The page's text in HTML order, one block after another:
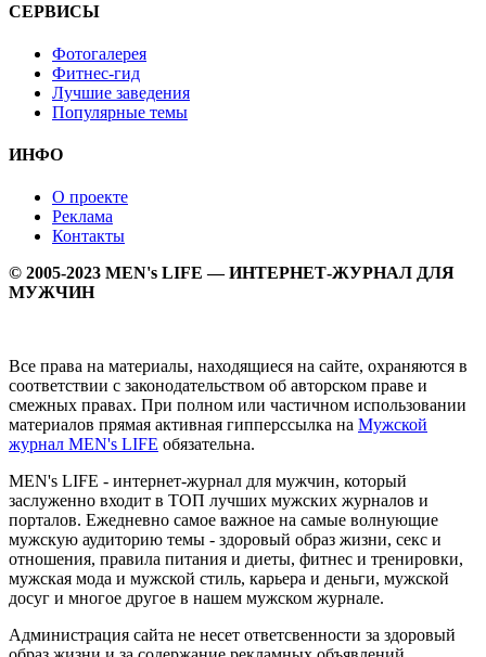
СЕРВИСЫ
Фотогалерея
Фитнес-гид
Лучшие заведения
Популярные темы
ИНФО
О проекте
Реклама
Контакты
© 2005-2023 MEN's LIFE — ИНТЕРНЕТ-ЖУРНАЛ ДЛЯ
МУЖЧИН
Все права на материалы, находящиеся на сайте, охраняются в
соответствии с законодательством об авторском праве и
смежных правах. При полном или частичном использовании
материалов прямая активная гипперссылка на Мужской
журнал MEN's LIFE обязательна.
MEN's LIFE - интернет-журнал для мужчин, который
заслуженно входит в ТОП лучших мужских журналов и
порталов. Ежедневно самое важное на самые волнующие
мужскую аудиторию темы - здоровый образ жизни, секс и
отношения, правила питания и диеты, фитнес и тренировки,
мужская мода и мужской стиль, карьера и деньги, мужской
досуг и многое другое в нашем мужском журнале.
Администрация сайта не несет ответсвенности за здоровый